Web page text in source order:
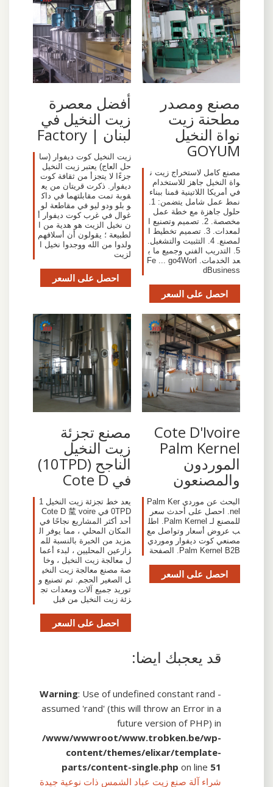
مصنع ومصدر
مطحنة زيت
نواة النخيل
GOYUM
مصنع كامل لاستخراج زيت ن
واة النخيل جاهز للاستخدام
في أمريكا اللاتينية قمنا ببناء
حلول جاهزة مع خطة عمل
مخصصة. 2. تصميم وتصنيع ا
لمعدات. 3. تصميم تخطيط ا
لمصنع. 4. التثبيت والتشغيل.
5. التدريب الفني وجميع ما ب
عد الخدمات. Fe ... go4Worl
dBusiness
احصل على السعر
أفضل معصرة
زيت النخيل في
لبنان | Factory
زيت النخيل كوت ديفوار (سا
حل العاج) يعتبر زيت النخيل
جزءًا لا يتجزأ من ثقافة كوت
ديفوار. ذكرت قريتان من يع
قوبة تمت مقابلتهما في داك
و بلو ودو ليو في مقاطعة لو
غوال في غرب كوت ديفوار أ
ن نخيل الزيت هو هدية من ا
لطبيعة ؛ يقولون أن أسلافهم
ولدوا من الله ووجدوا نخيل ا
لزيت
احصل على السعر
Cote D'Ivoire
Palm Kernel
الموردون
والمصنعون
البحث عن موردي Palm Ker
nel. احصل على أحدث سعر
للمصنع لـ Palm Kernel. اطل
ب عروض أسعار وتواصل مع
مصنعي كوت ديفوار وموردي
Palm Kernel B2B. الصفحة
احصل على السعر
مصنع تجزئة
زيت النخيل
الناجح (10TPD)
في Cote D
يعد خط تجزئة زيت النخيل 1
0TPD في Cote D 檒 voire
أحد أكثر المشاريع نجاحًا في
المكان المحلي ، مما يوفر ال
مزيد من الخبرة بالنسبة للم
زارعين المحليين ، لبدء أعما
ل معالجة زيت النخيل ، وخا
صة مصنع معالجة زيت النخي
ل الصغير الحجم. تم تصنيع و
توريد جميع آلات ومعدات تج
زئة زيت النخيل من قبل
احصل على السعر
قد يعجبك ايضا:
Warning: Use of undefined constant rand -
assumed 'rand' (this will throw an Error in a
future version of PHP) in
/www/wwwroot/www.trobken.be/wp-
content/themes/elixar/template-
parts/content-single.php on line 51
شراء آلة صنع زيت عباد الشمس ذات نوعية جيدة